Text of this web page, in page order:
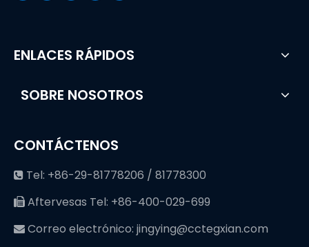
ENLACES RÁPIDOS
SOBRE NOSOTROS
CONTÁCTENOS
 Tel: +86-29-81778206 / 81778300
 Aftervesas Tel: +86-400-029-699
 Correo electrónico: jingying@cctegxian.com